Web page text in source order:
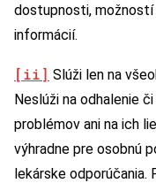
dostupnosti,
informácií.
[ii] Slúži len na
Neslúži na odhalenie
problémov ani na ich
výhradne pre osobnú
lekárske